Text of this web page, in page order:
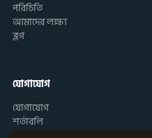
পরিচিতি
আমাদের লক্ষ্য
ব্লগ
যোগাযোগ
যোগাযোগ
শর্তাবলি